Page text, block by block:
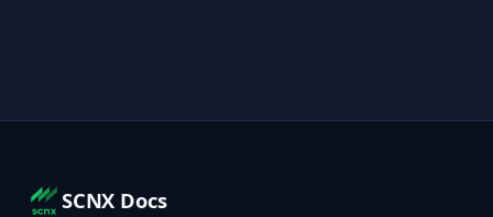
SCNX Docs